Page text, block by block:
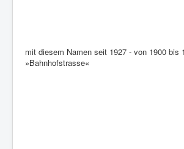
mit diesem Namen seit 1927 - von 1900 bis
»Bahnhofstrasse«